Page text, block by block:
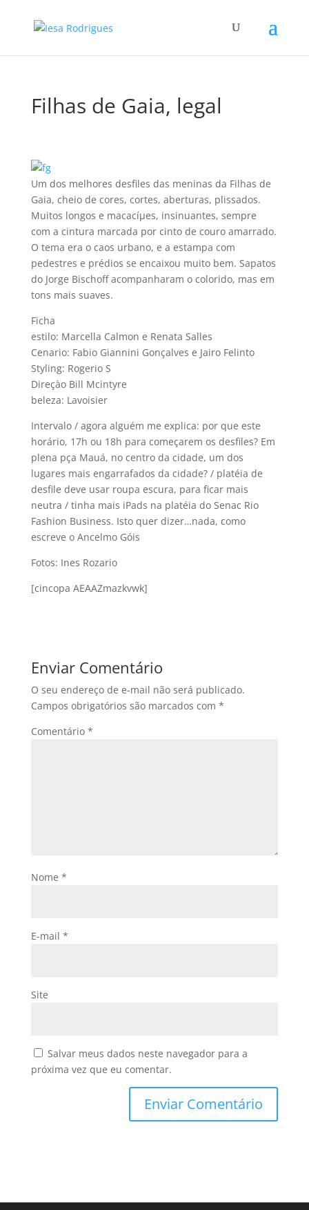
Filhas de Gaia, legal
Um dos melhores desfiles das meninas da Filhas de
Gaia, cheio de cores, cortes, aberturas, plissados.
Muitos longos e macacíµes, insinuantes, sempre
com a cintura marcada por cinto de couro amarrado.
O tema era o caos urbano, e a estampa com
pedestres e prédios se encaixou muito bem. Sapatos
do Jorge Bischoff acompanharam o colorido, mas em
tons mais suaves.
Ficha
estilo: Marcella Calmon e Renata Salles
Cenario: Fabio Giannini Gonçalves e Jairo Felinto
Styling: Rogerio S
Direçào Bill Mcintyre
beleza: Lavoisier
Intervalo / agora alguém me explica: por que este
horário, 17h ou 18h para começarem os desfiles? Em
plena pça Mauá, no centro da cidade, um dos
lugares mais engarrafados da cidade? / platéia de
desfile deve usar roupa escura, para ficar mais
neutra / tinha mais iPads na platéia do Senac Rio
Fashion Business. Isto quer dizer…nada, como
escreve o Ancelmo Góis
Fotos: Ines Rozario
[cincopa AEAAZmazkvwk]
Enviar Comentário
O seu endereço de e-mail não será publicado.
Campos obrigatórios são marcados com *
Comentário *
Nome *
E-mail *
Site
Salvar meus dados neste navegador para a
próxima vez que eu comentar.